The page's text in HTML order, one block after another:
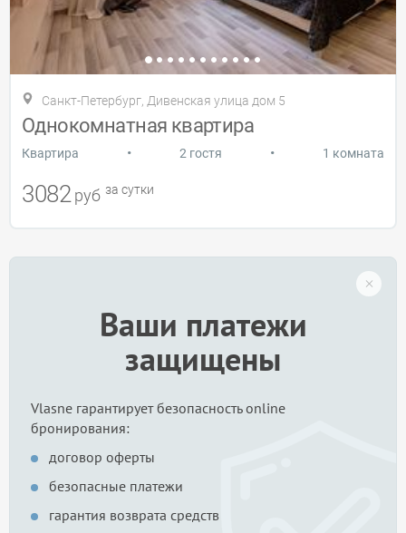
Санкт-Петербург, Дивенская улица дом 5
Однокомнатная квартира
Квартира • 2 гостя • 1 комната
3082 руб за сутки
Ваши платежи
защищены
Vlasne гарантирует безопасность online
бронирования:
договор оферты
безопасные платежи
гарантия возврата средств